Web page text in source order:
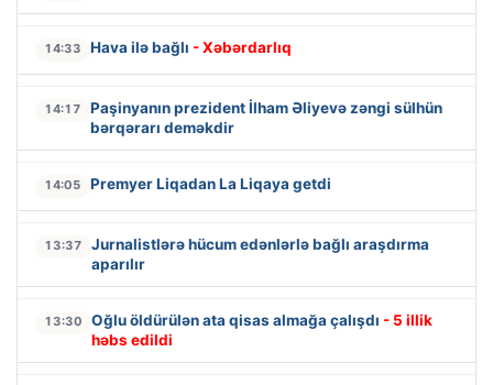
14:33 Hava ilə bağlı - Xəbərdarlıq
14:17
Paşinyanın prezident İlham Əliyevə zəngi sülhün
bərqərarı deməkdir
14:05 Premyer Liqadan La Liqaya getdi
13:37
Jurnalistlərə hücum edənlərlə bağlı araşdırma
aparılır
13:30 Oğlu öldürülən ata qisas almağa çalışdı - 5 illik
həbs edildi